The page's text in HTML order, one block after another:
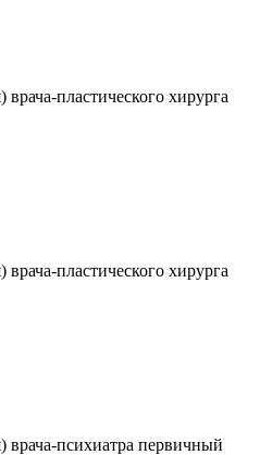
пластического хирурга
пластического хирурга
врача-психиатра первичный